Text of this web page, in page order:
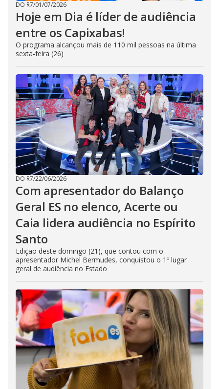
DO R7/01/07/2026
Hoje em Dia é líder de audiência
entre os Capixabas!
O programa alcançou mais de 110 mil pessoas na última
sexta-feira (26)
DO R7/22/06/2026
Com apresentador do Balanço
Geral ES no elenco, Acerte ou
Caia lidera audiência no Espírito
Santo
Edição deste domingo (21), que contou com o
apresentador Michel Bermudes, conquistou o 1º lugar
geral de audiência no Estado